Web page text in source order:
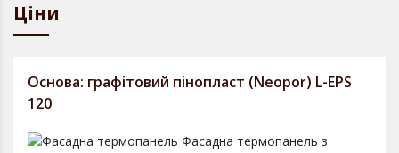
Ціни
Основа: графітовий пінопласт (Neopor) L-EPS
120